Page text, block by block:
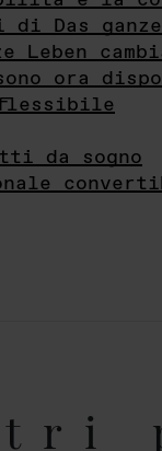
Das ganze
Leben
ora
flessibile
da sogno